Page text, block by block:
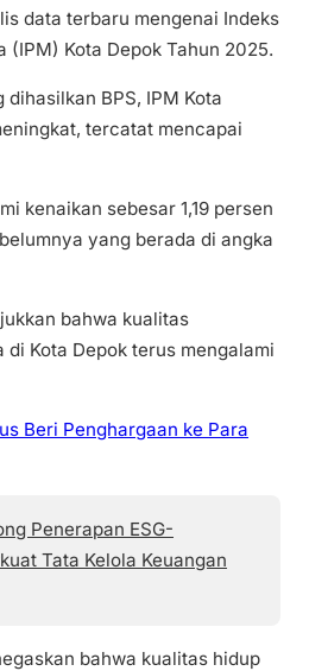
data terbaru mengenai Indeks
(IPM) Kota Depok Tahun 2025.
BPS, IPM Kota
tercatat mencapai
kenaikan sebesar 1,19 persen
yang berada di angka
bahwa kualitas
di Kota Depok terus mengalami
Beri Penghargaan ke Para
Penerapan ESG-
Tata Kelola Keuangan
bahwa kualitas hidup